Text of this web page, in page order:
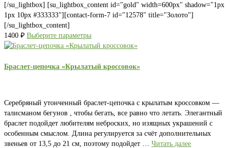
[/su_lightbox] [su_lightbox_content id="gold" width=600px" shadow="1px
1px 10px #333333"][contact-form-7 id="12578" title="Золото"]
[/su_lightbox_content]
1400 ₽ Выберите параметры
Браслет-цепочка «Крылатый кроссовок»
Серебряный утонченный браслет-цепочка с крылатым кроссовком —
талисманом бегунов , чтобы бегать, все равно что летать. Элегантный
браслет подойдет любителям неброских, но изящных украшений с
особенным смыслом. Длина регулируется за счёт дополнительных
звеньев от 13,5 до 21 см, поэтому подойдет … Читать далее